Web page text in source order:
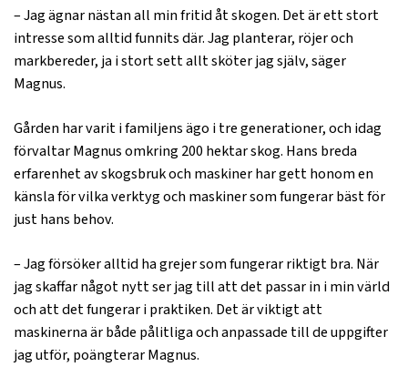
– Jag ägnar nästan all min fritid åt skogen. Det är ett stort
intresse som alltid funnits där. Jag planterar, röjer och
markbereder, ja i stort sett allt sköter jag själv, säger
Magnus.
Gården har varit i familjens ägo i tre generationer, och idag
förvaltar Magnus omkring 200 hektar skog. Hans breda
erfarenhet av skogsbruk och maskiner har gett honom en
känsla för vilka verktyg och maskiner som fungerar bäst för
just hans behov.
– Jag försöker alltid ha grejer som fungerar riktigt bra. När
jag skaffar något nytt ser jag till att det passar in i min värld
och att det fungerar i praktiken. Det är viktigt att
maskinerna är både pålitliga och anpassade till de uppgifter
jag utför, poängterar Magnus.